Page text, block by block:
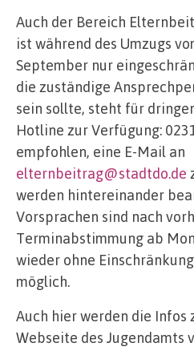
Auch der Bereich
ist während des Umzugs
September nur
die zuständige
sein sollte, steht für
Hotline zur Verfügung:
empfohlen, eine E-Mail an
elternbeitrag@stadtdo.de
werden hintereinander
Vorsprachen sind nach
Terminabstimmung ab
wieder ohne
möglich.
Auch hier werden die Infos
Webseite des Jugendamts